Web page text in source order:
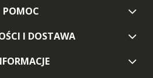
POMOC
I DOSTAWA